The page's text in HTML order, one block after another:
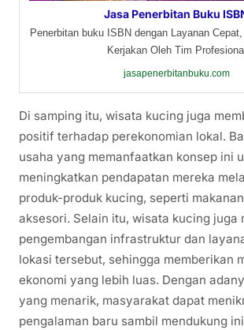
Jasa Penerbitan Buku
Penerbitan buku ISBN dengan Layanan
Kerjakan Oleh Tim Profesional
jasapenerbitanbuku.com
Di samping itu, wisata kucing juga
positif terhadap perekonomian lokal.
usaha yang memanfaatkan konsep ini
meningkatkan pendapatan mereka
produk-produk kucing, seperti
aksesori. Selain itu, wisata kucing juga
pengembangan infrastruktur dan
lokasi tersebut, sehingga memberikan
ekonomi yang lebih luas. Dengan
yang menarik, masyarakat dapat
pengalaman baru sambil mendukung